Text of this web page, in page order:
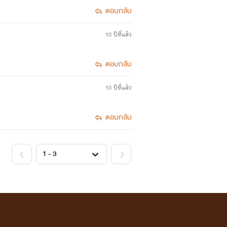
ตอบกลับ
10 ปีที่แล้ว
ตอบกลับ
10 ปีที่แล้ว
ตอบกลับ